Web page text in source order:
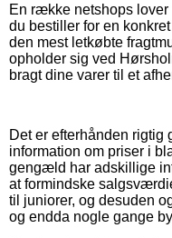
En række netshops
du bestiller for en
den mest letkøbte
opholder sig ved
bragt dine varer til et
Det er efterhånden
information om priser i
gengæld har adskillige
at formindske
til juniorer, og desuden
og endda nogle gange